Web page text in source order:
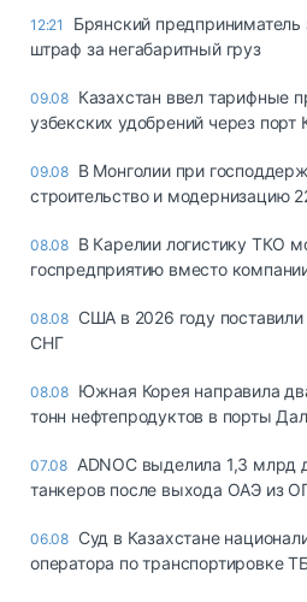
12:21
Брянский предприниматель
штраф за негабаритный груз
09.08 Казахстан ввел тарифные
узбекских удобрений через порт
09.08 В Монголии при
строительство и модернизацию
08.08 В Карелии логистику ТКО
госпредприятию вместо
08.08 США в 2026 году
СНГ
08.08 Южная Корея направила
тонн нефтепродуктов в порты
07.08 ADNOC выделила 1,3 млрд
танкеров после выхода ОАЭ из
06.08 Суд в Казахстане
оператора по транспортировке